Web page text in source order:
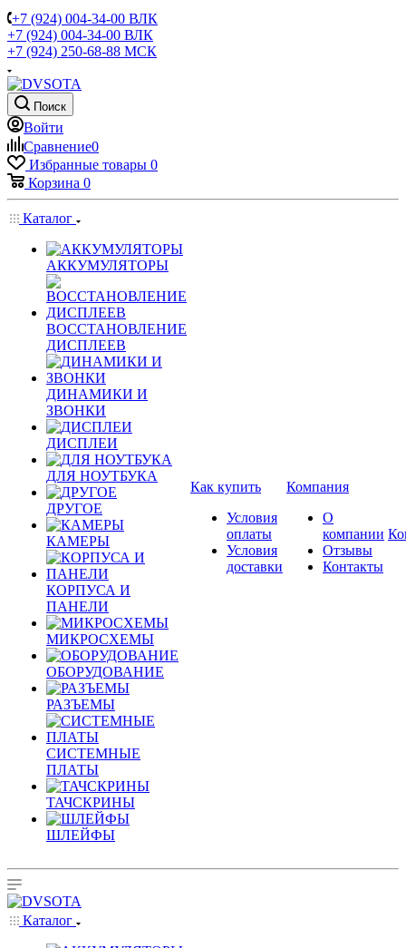
+7 (924) 004-34-00 ВЛК
+7 (924) 004-34-00 ВЛК
+7 (924) 250-68-88 МСК
Поиск
Войти
Сравнение0
Избранные товары 0
Корзина 0
Каталог
АККУМУЛЯТОРЫ
ВОССТАНОВЛЕНИЕ
ДИСПЛЕЕВ
ДИНАМИКИ И
ЗВОНКИ
ДИСПЛЕИ
ДЛЯ НОУТБУКА
ДРУГОЕ
КАМЕРЫ
КОРПУСА И
ПАНЕЛИ
МИКРОСХЕМЫ
ОБОРУДОВАНИЕ
РАЗЪЕМЫ
СИСТЕМНЫЕ
ПЛАТЫ
ТАЧСКРИНЫ
ШЛЕЙФЫ
Как купить
Условия
оплаты
Условия
доставки
Компания
О
компании
Отзывы
Контакты
Каталог